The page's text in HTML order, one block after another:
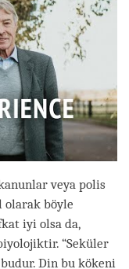
veya polis
olarak böyle
iyi olsa da,
“Seküler
Din bu kökeni